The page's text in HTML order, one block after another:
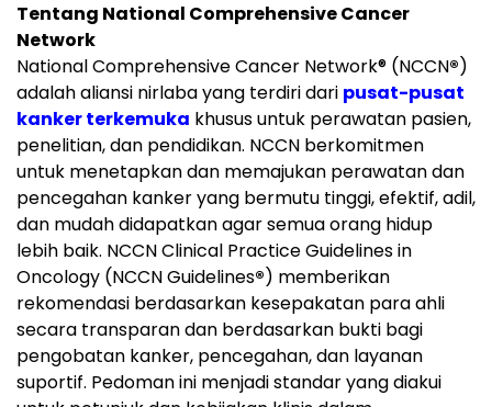
Tentang National Comprehensive Cancer
Network
National Comprehensive Cancer Network® (NCCN®)
adalah aliansi nirlaba yang terdiri dari pusat-pusat
kanker terkemuka khusus untuk perawatan pasien,
penelitian, dan pendidikan. NCCN berkomitmen
untuk menetapkan dan memajukan perawatan dan
pencegahan kanker yang bermutu tinggi, efektif, adil,
dan mudah didapatkan agar semua orang hidup
lebih baik. NCCN Clinical Practice Guidelines in
Oncology (NCCN Guidelines®) memberikan
rekomendasi berdasarkan kesepakatan para ahli
secara transparan dan berdasarkan bukti bagi
pengobatan kanker, pencegahan, dan layanan
suportif. Pedoman ini menjadi standar yang diakui